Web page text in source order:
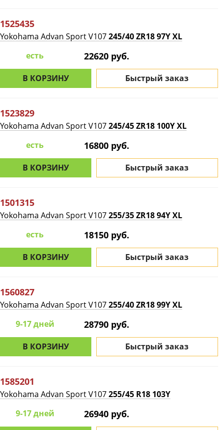
1525435
Yokohama Advan Sport V107245/40 ZR18 97Y XL
есть
22620 руб.
В КОРЗИНУ Быстрый заказ
1523829
Yokohama Advan Sport V107245/45 ZR18 100Y XL
есть
16800 руб.
В КОРЗИНУ Быстрый заказ
1501315
Yokohama Advan Sport V107255/35 ZR18 94Y XL
есть
18150 руб.
В КОРЗИНУ Быстрый заказ
1560827
Yokohama Advan Sport V107255/40 ZR18 99Y XL
9-17 дней
28790 руб.
В КОРЗИНУ Быстрый заказ
1585201
Yokohama Advan Sport V107255/45 R18 103Y
9-17 дней
26940 руб.